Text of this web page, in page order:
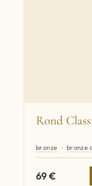
Rond
bronze bronze
69€